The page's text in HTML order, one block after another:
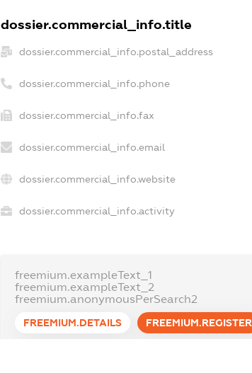
dossier.commercial_info.title
dossier.commercial_info.postal_address
dossier.commercial_info.phone
dossier.commercial_info.fax
dossier.commercial_info.email
dossier.commercial_info.website
dossier.commercial_info.activity
freemium.exampleText_1
freemium.exampleText_2
freemium.anonymousPerSearch2
FREEMIUM.DETAILS FREEMIUM.REGISTER